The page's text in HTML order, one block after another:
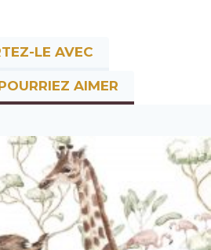
LE AVEC
AIMER